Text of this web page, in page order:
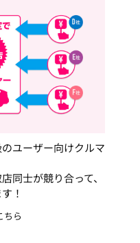
ユーザー向けクルマ
同士が競り合って、
！
ちら